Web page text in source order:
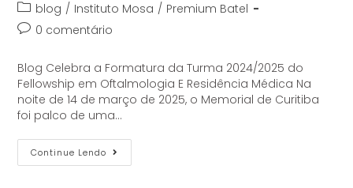
blog / Instituto Mosa / Premium Batel
0 comentário
Blog Celebra a Formatura da Turma 2024/2025 do
Fellowship em Oftalmologia E Residência Médica Na
noite de 14 de março de 2025, o Memorial de Curitiba
foi palco de uma…
Continue Lendo